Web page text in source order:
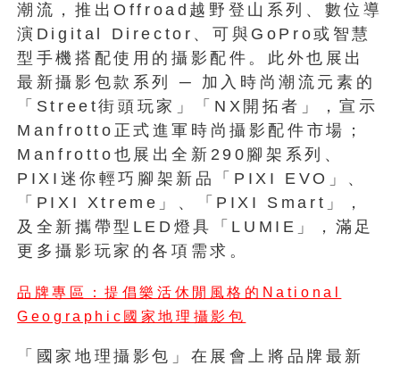
潮流，推出Offroad越野登山系列、數位導
演Digital Director、可與GoPro或智慧
型手機搭配使用的攝影配件。此外也展出
最新攝影包款系列 ─ 加入時尚潮流元素的
「Street街頭玩家」「NX開拓者」，宣示
Manfrotto正式進軍時尚攝影配件市場；
Manfrotto也展出全新290腳架系列、
PIXI迷你輕巧腳架新品「PIXI EVO」、
「PIXI Xtreme」、「PIXI Smart」，
及全新攜帶型LED燈具「LUMIE」，滿足
更多攝影玩家的各項需求。
品牌專區：提倡樂活休閒風格的National
Geographic國家地理攝影包
「國家地理攝影包」在展會上將品牌最新